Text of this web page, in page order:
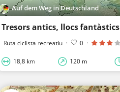
Auf dem Weg in Deutschland
Tresors antics, llocs fantàstics
Ruta ciclista recreatiu · 0 ·
18,8 km 120 m